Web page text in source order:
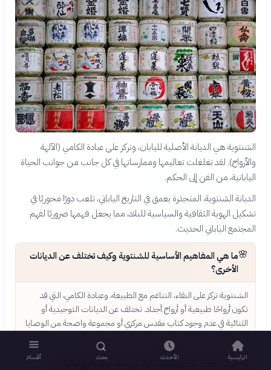
الشنتوية هي الديانة الأصلية لليابان، وتركز على عبادة الكامي (الآلهة
والأرواح). لقد تغلغلت تعاليمها وممارساتها في كل جانب من جوانب الحياة
اليابانية، من الفن إلى الحكم.
الديانة الشنتوية، المتجذرة بعمق في التاريخ الياباني، تلعب دورًا محوريًا في
تشكيل الهوية الثقافية والسياسية للبلاد، مما يجعل فهمها ضروريًا لفهم
المجتمع الياباني الحديث.
🌸ما هي المفاهيم الأساسية للشنتوية وكيف تختلف عن الديانات
الأخرى؟
الشنتوية تركز على النقاء، التناغم مع الطبيعة، وعبادة الكامي، التي قد
تكون أرواحًا طبيعية أو أرواح أجداد. تختلف عن الديانات التوحيدية أو
الثنائية في عدم وجود كتاب مقدس مركزي أو مجموعة واضحة من الوصايا
الأخلاقية، بل تركز على الطقوس والممارسات.
🏞️ كيف ربطت الشنتوية المبكرة بين الطبيعة والروحانية؟
الرئيسية الأحدث بحث أقسام